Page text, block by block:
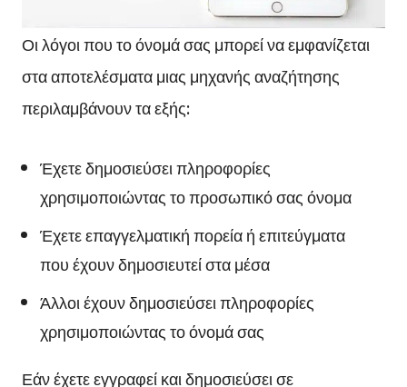
Οι λόγοι που το όνομά σας μπορεί να εμφανίζεται
στα αποτελέσματα μιας μηχανής αναζήτησης
περιλαμβάνουν τα εξής:
Έχετε δημοσιεύσει πληροφορίες
χρησιμοποιώντας το προσωπικό σας όνομα
Έχετε επαγγελματική πορεία ή επιτεύγματα
που έχουν δημοσιευτεί στα μέσα
Άλλοι έχουν δημοσιεύσει πληροφορίες
χρησιμοποιώντας το όνομά σας
Εάν έχετε εγγραφεί και δημοσιεύσει σε